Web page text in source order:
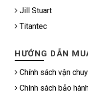
Jill Stuart
Titantec
HƯỚNG DẪN
Chính sách vận
Chính sách bảo